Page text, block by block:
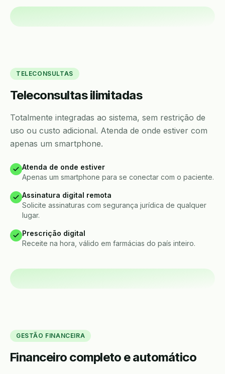
TELECONSULTAS
Teleconsultas ilimitadas
Totalmente integradas ao sistema, sem restrição de
uso ou custo adicional. Atenda de onde estiver com
apenas um smartphone.
Atenda de onde estiver
Apenas um smartphone para se conectar com o paciente.
Assinatura digital remota
Solicite assinaturas com segurança jurídica de qualquer
lugar.
Prescrição digital
Receite na hora, válido em farmácias do país inteiro.
GESTÃO FINANCEIRA
Financeiro completo e automático